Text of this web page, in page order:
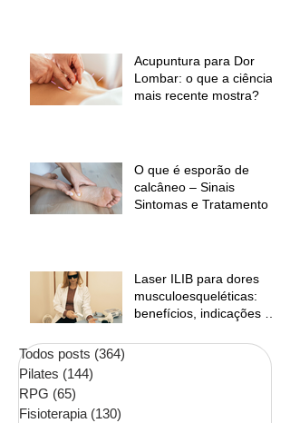
Acupuntura para Dor
Lombar: o que a ciência
mais recente mostra?
O que é esporão de
calcâneo – Sinais
Sintomas e Tratamento
Laser ILIB para dores
musculoesqueléticas:
benefícios, indicações e
Todos posts (364)
Pilates (144)
RPG (65)
Fisioterapia (130)